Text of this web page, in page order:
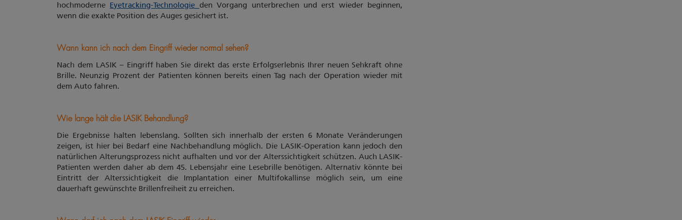
hochmoderne Eyetracking-Technologie den Vorgang unterbrechen und erst wieder beginnen,
wenn die exakte Position des Auges gesichert ist.
Wann kann ich nach dem Eingriff wieder normal sehen?
Nach dem LASIK – Eingriff haben Sie direkt das erste Erfolgserlebnis Ihrer neuen Sehkraft ohne
Brille. Neunzig Prozent der Patienten können bereits einen Tag nach der Operation wieder mit
dem Auto fahren.
Wie lange hält die LASIK Behandlung?
Die Ergebnisse halten lebenslang. Sollten sich innerhalb der ersten 6 Monate Veränderungen
zeigen, ist hier bei Bedarf eine Nachbehandlung möglich. Die LASIK-Operation kann jedoch den
natürlichen Alterungsprozess nicht aufhalten und vor der Alterssichtigkeit schützen. Auch LASIK-
Patienten werden daher ab dem 45. Lebensjahr eine Lesebrille benötigen. Alternativ könnte bei
Eintritt der Alterssichtigkeit die Implantation einer Multifokallinse möglich sein, um eine
dauerhaft gewünschte Brillenfreiheit zu erreichen.